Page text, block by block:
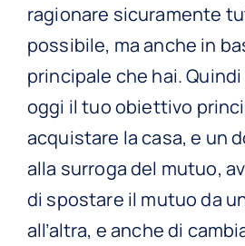
ragionare sicuramente
possibile, ma anche in
principale che hai.
oggi il tuo obiettivo
acquistare la casa, e un
alla surroga del mutuo,
di spostare il mutuo da
all’altra, e anche di